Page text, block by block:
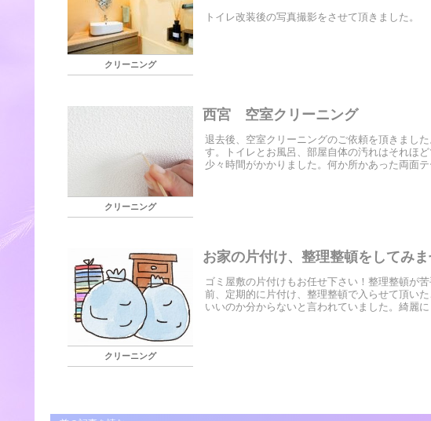
クリーニング
トイレ改装後の写真撮影をさせて頂きました。
クリーニング
西宮 空室クリーニング
退去後、空室クリーニングのご依頼を頂きまし
す。トイレとお風呂、部屋自体の汚れはそれほ
少々時間がかかりました。何か所かあった両面
クリーニング
お家の片付け、整理整頓をしてみま
ゴミ屋敷の片付けもお任せ下さい！整理整頓が
前、定期的に片付け、整理整頓で入らせて頂い
いいのか分からないと言われていました。綺麗に